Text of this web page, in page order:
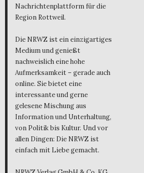
Nachrichtenplattform für die
Region Rottweil.
Die NRWZ ist ein einzigartiges
Medium und genießt
nachweislich eine hohe
Aufmerksamkeit – gerade auch
online. Sie bietet eine
interessante und gerne
gelesene Mischung aus
Information und Unterhaltung,
von Politik bis Kultur. Und vor
allen Dingen: Die NRWZ ist
einfach mit Liebe gemacht.